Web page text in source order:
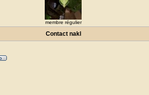
membre régulier
Contact nakl